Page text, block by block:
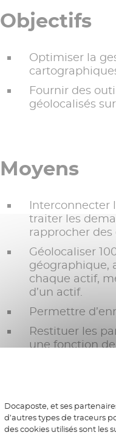
Objectifs
Optimiser la
Fournir des
géolocalisés
Moyens
Interconnecter
traiter les
rapprocher des
Géolocaliser
géographique,
chaque actif,
d’un actif.
Permettre
Restituer les
une fonction
Résultats
Docaposte, et ses
d’autres types de traceurs
des cookies utilisés sont les